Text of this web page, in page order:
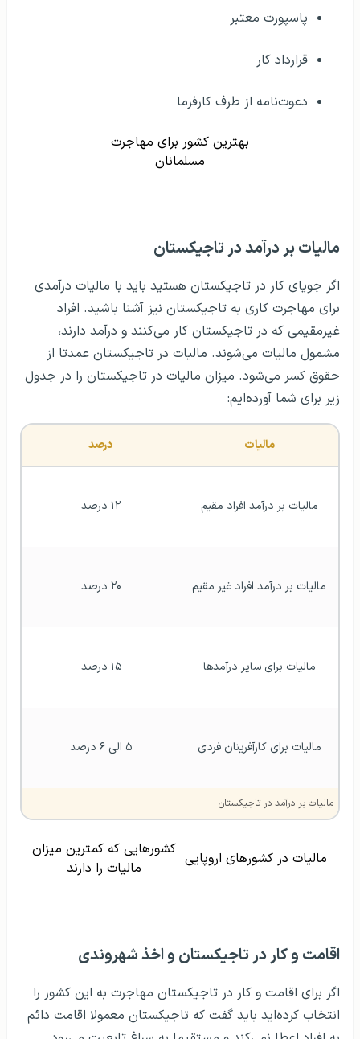
پاسپورت معتبر
قرارداد کار
دعوت‌نامه از طرف کارفرما
بهترین کشور برای مهاجرت
مسلمانان
مالیات بر درآمد در تاجیکستان
اگر جویای کار در تاجیکستان هستید باید با مالیات درآمدی
برای مهاجرت کاری به تاجیکستان نیز آشنا باشید. افراد
غیرمقیمی که در تاجیکستان کار می‌کنند و درآمد دارند،
مشمول مالیات می‌شوند. مالیات در تاجیکستان عمدتا از
حقوق کسر می‌شود. میزان مالیات در تاجیکستان را در جدول
زیر برای شما آورده‌ایم:
مالیات درصد
مالیات بر درآمد افراد مقیم ۱۲ درصد
مالیات بر درآمد افراد غیر مقیم ۲۰ درصد
مالیات برای سایر درآمدها ۱۵ درصد
مالیات برای کارآفرینان فردی ۵ الی ۶ درصد
مالیات بر درآمد در تاجیکستان
مالیات در کشورهای اروپایی کشورهایی که کمترین میزان
مالیات را دارند
اقامت و کار در تاجیکستان و اخذ شهروندی
اگر برای اقامت و کار در تاجیکستان مهاجرت به این کشور را
انتخاب کرده‌اید باید گفت که تاجیکستان معمولا اقامت دائم